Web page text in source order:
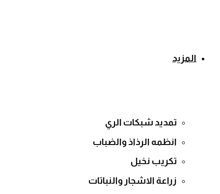
المزيد
تمديد شبكات الري
انظمه الرذاذ والضباب
تكريب نخيل
زراعة الاشجار والنباتات